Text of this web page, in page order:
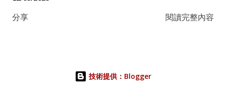
分享 閱讀完整內容
技術提供：Blogger